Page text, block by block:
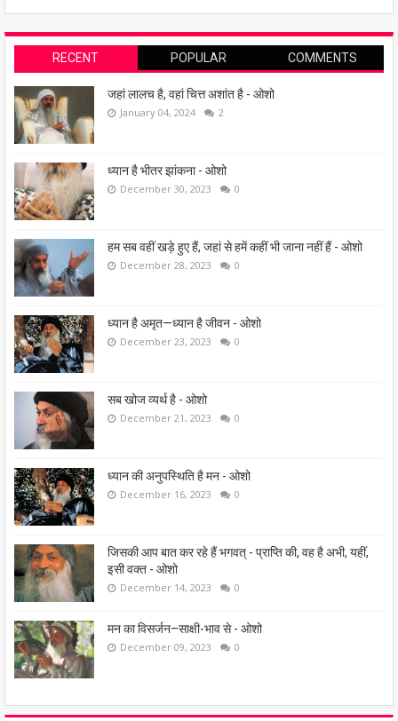
RECENT POPULAR COMMENTS
जहां लालच है, वहां चित्त अशांत है - ओशो
January 04, 2024 2
ध्यान है भीतर झांकना - ओशो
December 30, 2023 0
हम सब वहीं खड़े हुए हैं, जहां से हमें कहीं भी जाना नहीं हैं - ओशो
December 28, 2023 0
ध्यान है अमृत—ध्यान है जीवन - ओशो
December 23, 2023 0
सब खोज व्यर्थ है - ओशो
December 21, 2023 0
ध्यान की अनुपस्थिति है मन - ओशो
December 16, 2023 0
जिसकी आप बात कर रहे हैं भगवत् - प्राप्ति की, वह है अभी, यहीं,
इसी वक्त - ओशो
December 14, 2023 0
मन का विसर्जन–साक्षी-भाव से - ओशो
December 09, 2023 0